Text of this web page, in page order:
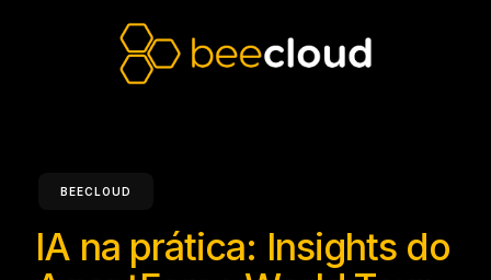
BEECLOUD
IA na prática: Insights do